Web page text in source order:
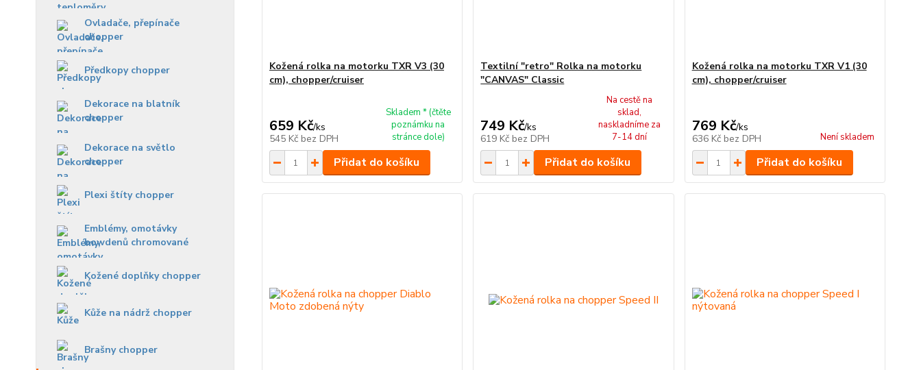
Ovladače, přepínače
chopper
Předkopy chopper
Dekorace na blatník
chopper
Dekorace na světlo
chopper
Plexi štíty chopper
Emblémy, omotávky
bowdenů chromované
Kožené doplňky chopper
Kůže na nádrž chopper
Brašny chopper
Kožená rolka na motorku TXR V3 (30
cm), chopper/cruiser
659 Kč/ks
545 Kč bez DPH
Skladem * (čtěte
poznámku na
stránce dole)
Přidat do košíku
Textilní "retro" Rolka na motorku
"CANVAS" Classic
749 Kč/ks
619 Kč bez DPH
Na cestě na
sklad,
naskladníme za
7-14 dní
Přidat do košíku
Kožená rolka na motorku TXR V1 (30
cm), chopper/cruiser
769 Kč/ks
636 Kč bez DPH Není skladem
Přidat do košíku